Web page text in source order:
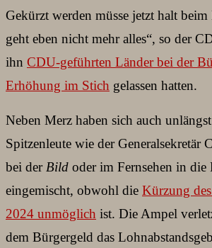
Gekürzt werden müsse jetzt halt beim
geht eben nicht mehr alles“, so der
ihn CDU-geführten Länder bei der
Erhöhung im Stich gelassen hatten.
Neben Merz haben sich auch
Spitzenleute wie der Generalsekretär
bei der Bild oder im Fernsehen in die
eingemischt, obwohl die Kürzung
2024 unmöglich ist. Die Ampel
dem Bürgergeld das